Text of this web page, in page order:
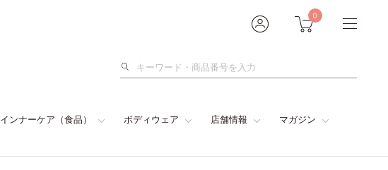
0
検
インナーケア（食品） ボディウェア 店舗情報 マガジン